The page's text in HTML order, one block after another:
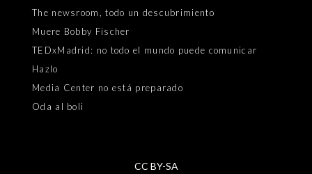
The newsroom, todo un descubrimiento
Muere Bobby Fischer
TEDxMadrid: no todo el mundo puede comunicar
Hazlo
Media Center no está preparado
Oda al boli
CC BY-SA